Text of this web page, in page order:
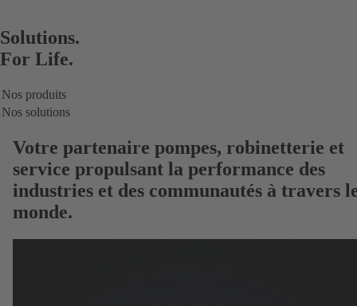
Solutions.
For Life.
Nos produits
Nos solutions
Votre partenaire pompes, robinetterie et
service propulsant la performance des
industries et des communautés à travers
monde.